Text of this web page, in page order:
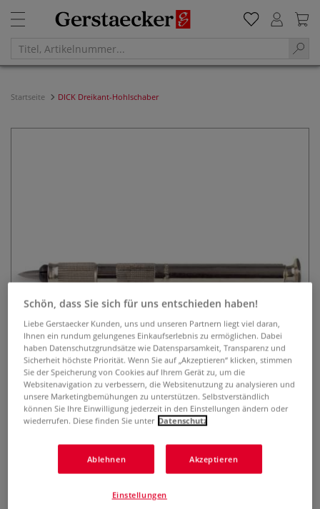
Startseite DICK Dreikant-Hohlschaber
DICK Dreikant-Hohlschaber
0 Bewertungen
Doppelendig, im vernickelten Halter mit Schraubkopf,
Schön, dass Sie sich für uns entschieden haben!
Liebe Gerstaecker Kunden, uns und unseren Partnern liegt viel daran,
Ihnen ein rundum gelungenes Einkaufserlebnis zu ermöglichen. Dabei
haben Datenschutzgrundsätze wie Datensparsamkeit, Transparenz und
Sicherheit höchste Priorität. Wenn Sie auf „Akzeptieren“ klicken, stimmen
Sie der Speicherung von Cookies auf Ihrem Gerät zu, um die
Websitenavigation zu verbessern, die Websitenutzung zu analysieren und
unsere Marketingbemühungen zu unterstützen. Selbstverständlich
können Sie Ihre Einwilligung jederzeit in den Einstellungen ändern oder
wiederrufen. Diese finden Sie unter Datenschutz
Ablehnen Akzeptieren
Einstellungen